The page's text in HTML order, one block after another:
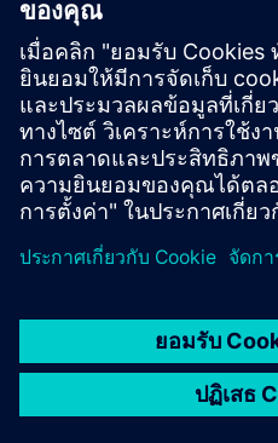
Demystifying
ความรู้เบื้องต้นเกี่ยวกับการผ
เรียนรู้เพิ่มเติม